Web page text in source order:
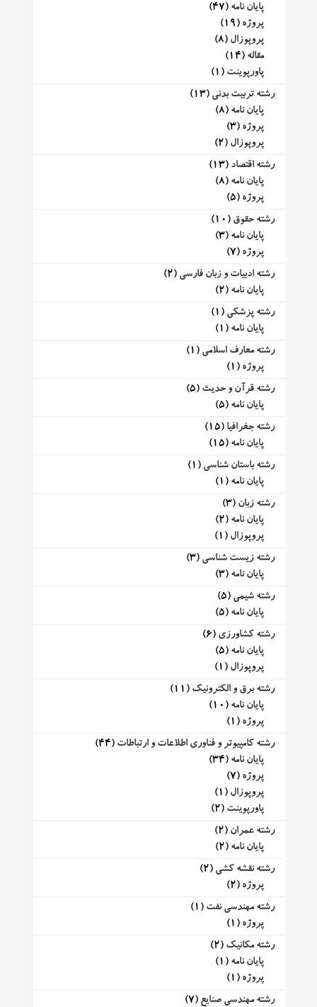
پایان نامه (47)
پروژه (19)
پروپوزال (8)
مقاله (14)
پاورپوینت (1)
رشته تربیت بدنی (13)
پایان نامه (8)
پروژه (3)
پروپوزال (2)
رشته اقتصاد (13)
پایان نامه (8)
پروژه (5)
رشته حقوق (10)
پایان نامه (3)
پروژه (7)
رشته ادبیات و زبان فارسی (2)
پایان نامه (2)
رشته پزشکی (1)
پایان نامه (1)
رشته معارف اسلامی (1)
پروژه (1)
رشته قرآن و حدیث (5)
پایان نامه (5)
رشته جغرافیا (15)
پایان نامه (15)
رشته باستان شناسی (1)
پایان نامه (1)
رشته زبان (3)
پایان نامه (2)
پروپوزال (1)
رشته زیست شناسی (3)
پایان نامه (3)
رشته شیمی (5)
پایان نامه (5)
رشته کشاورزی (6)
پایان نامه (5)
پروپوزال (1)
رشته برق و الکترونیک (11)
پایان نامه (10)
پروژه (1)
رشته کامپیوتر و فناوری اطلاعات و ارتباطات (44)
پایان نامه (34)
پروژه (7)
پروپوزال (1)
پاورپوینت (2)
رشته عمران (2)
پایان نامه (2)
رشته نقشه کشی (2)
پروژه (2)
رشته مهندسی نفت (1)
پروژه (1)
رشته مکانیک (2)
پایان نامه (1)
پروژه (1)
رشته مهندسی صنایع (7)